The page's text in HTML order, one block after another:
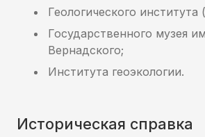
Геологического
Государственного музея
Вернадского;
Института геоэкологии.
Историческая справка